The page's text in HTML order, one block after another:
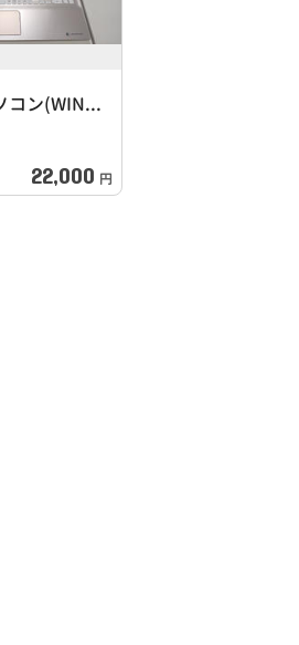
ノートパソコン(WINDOWS11 HOME)
22,000 円